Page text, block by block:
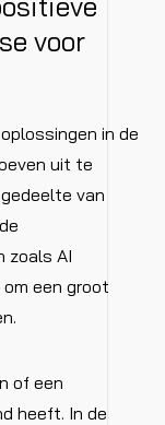
voor
in de
uit te
van
zoals AI
een groot
of een
heeft. In de